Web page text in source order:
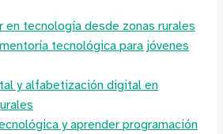
en tecnología desde zonas rurales
tecnológica para jóvenes
y alfabetización digital en
y aprender programación